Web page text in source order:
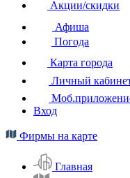
Акции/скидки
Афиша
Погода
Карта города
Личный
Вход
Фирмы на карте
Главная